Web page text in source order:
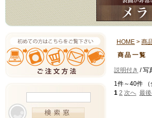
HOME > 商
商品一覧
説明付き / 写
1件～40件
1 2 次へ 最